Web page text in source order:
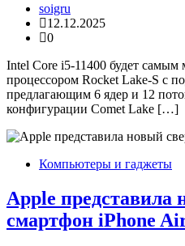
soigru
12.12.2025
0
Intel Core i5-11400 будет
процессором Rocket Lake-S с
предлагающим 6 ядер и 12
конфигурации Comet Lake […]
Компьютеры и гаджеты
Apple представила
смартфон iPhone